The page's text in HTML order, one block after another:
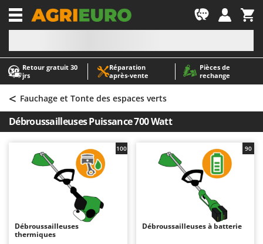
Retour gratuit 30
jrs
Réparation
après‑vente
Pièces de
rechange
-1
A
Abris de jardin
Accessoires pour tracteurs tondeuses autoportés
Aérateurs Scarificateurs pour gazon
Arracheuses de pommes de terre pour tracteur
Aspirateurs - Balais Électriques
Aspirateurs à cendres
Aspirateurs à feuilles sur roues
Aspirateurs de piscine
Aspirateurs Multifonctions
Atomiseurs agricoles pour tracteurs
A
AgriEuro Premium
AgriEuro TOP-LINE
AGT
Aima
Airmec
AL-KO
Alpina
< Fauchage et Tonte des espaces verts
Débroussailleuses Puissance 700 Watt
Débroussailleuses
thermiques
100
Débroussailleuses à batterie
90